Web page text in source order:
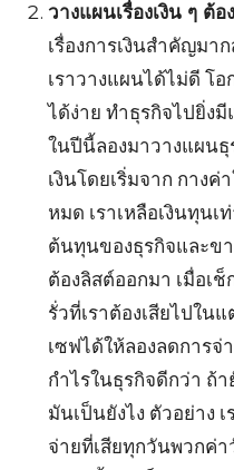
วางแผนเรื่องเงิน ๆ ต้
เรื่องการเงินสำคัญมา
เราวางแผนได้ไม่ดี โ
ได้ง่าย ทำธุรกิจไปยิ่ง
ในปีนี้ลองมาวางแผน
เงินโดยเริ่มจาก กางค่
หมด เราเหลือเงินทุนเ
ต้นทุนของธุรกิจและขา
ต้องลิสต์ออกมา เมื่อเช็
รั่วที่เราต้องเสียไปใน
เซฟได้ให้ลองลดการจ่
กำไรในธุรกิจดีกว่า ถ้า
มันเป็นยังไง ตัวอย่าง
จ่ายที่เสียทุกวันพวกค่